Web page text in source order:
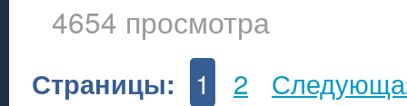
4654 просмотра
Страницы: 1 2